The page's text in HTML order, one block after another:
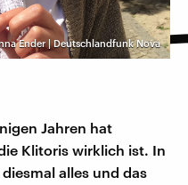
Ender | Deutschlandfunk Nova
Jahren hat
Klitoris wirklich ist. In
alles und das